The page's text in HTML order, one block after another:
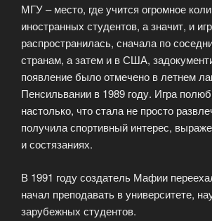
МГУ – место, где учится огромное
иностранных студентов, а значит, и
распространилась, сначала по
странам, а затем и в США,
появление было отмечено в летнем
Пенсильвании в 1989 году. Игра
настолько, что стала не просто
получила спортивный интерес,
и состязаниях.
В 1991 году создатель Мафии
начал преподавать в университете,
зарубежных студентов.